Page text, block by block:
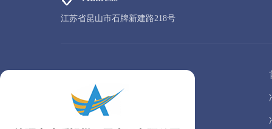
江苏省昆山市石牌新建路218号